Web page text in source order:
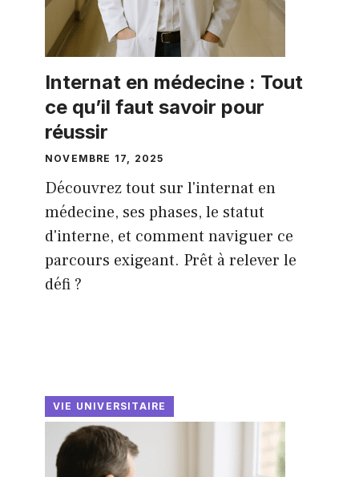
Internat en médecine : Tout
ce qu’il faut savoir pour
réussir
NOVEMBRE 17, 2025
Découvrez tout sur l'internat en
médecine, ses phases, le statut
d'interne, et comment naviguer ce
parcours exigeant. Prêt à relever le
défi ?
VIE UNIVERSITAIRE